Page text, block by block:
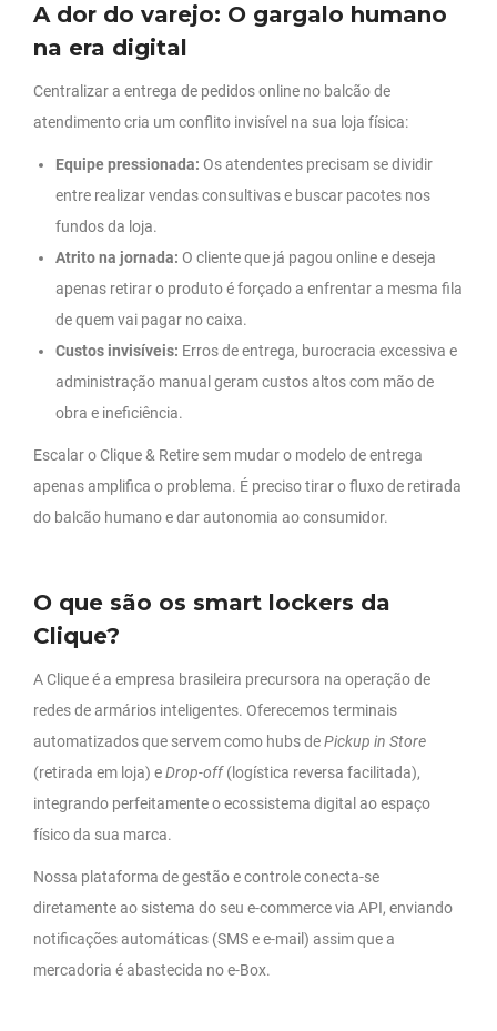
A dor do varejo: O gargalo humano
na era digital
Centralizar a entrega de pedidos online no balcão de
atendimento cria um conflito invisível na sua loja física:
Equipe pressionada: Os atendentes precisam se dividir
entre realizar vendas consultivas e buscar pacotes nos
fundos da loja.
Atrito na jornada: O cliente que já pagou online e deseja
apenas retirar o produto é forçado a enfrentar a mesma fila
de quem vai pagar no caixa.
Custos invisíveis: Erros de entrega, burocracia excessiva e
administração manual geram custos altos com mão de
obra e ineficiência.
Escalar o Clique & Retire sem mudar o modelo de entrega
apenas amplifica o problema. É preciso tirar o fluxo de retirada
do balcão humano e dar autonomia ao consumidor.
O que são os smart lockers da
Clique?
A Clique é a empresa brasileira precursora na operação de
redes de armários inteligentes. Oferecemos terminais
automatizados que servem como hubs dePickup in Store
(retirada em loja) eDrop-off(logística reversa facilitada),
integrando perfeitamente o ecossistema digital ao espaço
físico da sua marca.
Nossa plataforma de gestão e controle conecta-se
diretamente ao sistema do seu e-commerce via API, enviando
notificações automáticas (SMS e e-mail) assim que a
mercadoria é abastecida no e-Box.